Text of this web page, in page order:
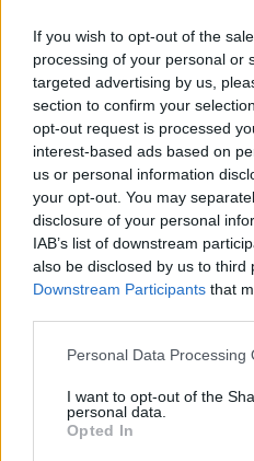
If you wish to opt-out of the
processing of your personal or
targeted advertising by us,
section to confirm your
opt-out request is processed
interest-based ads based on
us or personal information
your opt-out. You may
disclosure of your personal
IAB’s list of downstream
also be disclosed by us to third
Downstream Participants that
Personal Data Processing
I want to opt-out of the
personal data.
Opted In
Artigo anterior
AAC/UC conquista dois
títulos nacionais no
Campeonato Universitário
de Kickboxing
ARTIGOS